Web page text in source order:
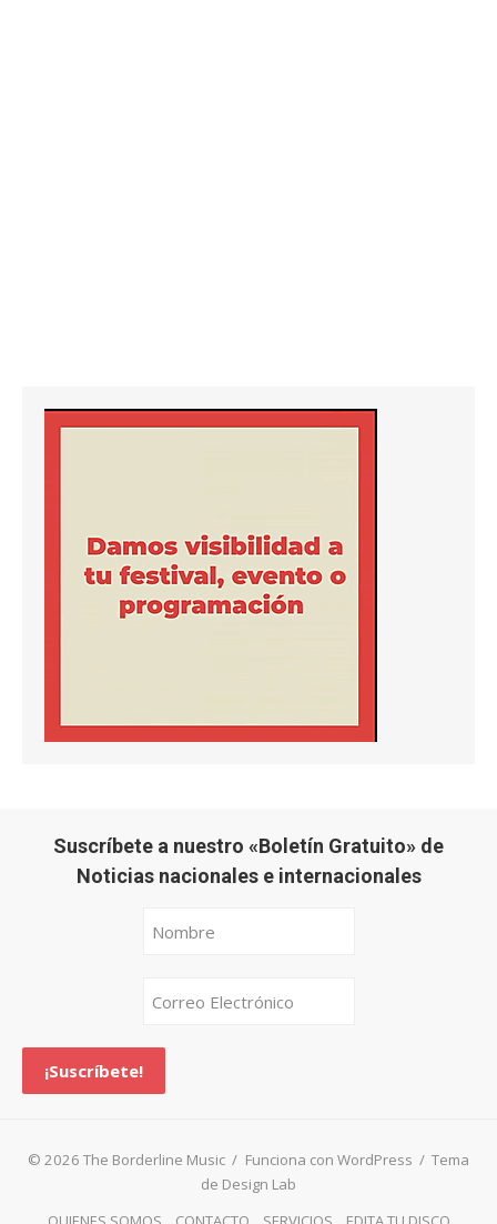
Suscríbete a nuestro «Boletín Gratuito» de
Noticias nacionales e internacionales
© 2026 The Borderline Music / Funciona con WordPress / Tema
de Design Lab